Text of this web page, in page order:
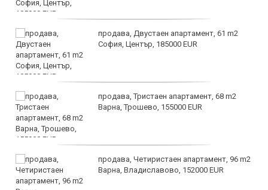
продава, Двустаен апартамент, 61 m2
София, Център, 185000 EUR
продава, Тристаен апартамент, 68 m2
Варна, Трошево, 155000 EUR
продава, Четиристаен апартамент, 96 m2
Варна, Владиславово, 152000 EUR